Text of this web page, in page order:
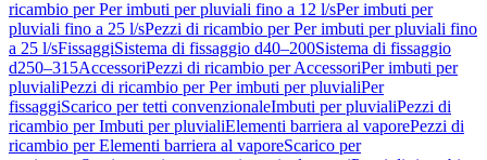
ricambio per Per imbuti per pluviali fino a 12 l/sPer imbuti per
pluviali fino a 25 l/sPezzi di ricambio per Per imbuti per pluviali fino
a 25 l/sFissaggiSistema di fissaggio d40–200Sistema di fissaggio
d250–315AccessoriPezzi di ricambio per AccessoriPer imbuti per
pluvialiPezzi di ricambio per Per imbuti per pluvialiPer
fissaggiScarico per tetti convenzionaleImbuti per pluvialiPezzi di
ricambio per Imbuti per pluvialiElementi barriera al vaporePezzi di
ricambio per Elementi barriera al vaporeScarico per